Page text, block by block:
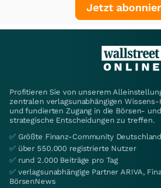
Jetzt
Profitieren Sie von unserem
zentralen verlagsunabhängigen
und fundierten Zugang in die Börsen-
strategische Entscheidungen zu treffen.
✅ Größte Finanz-Community
✅ über 550.000 registrierte Nutzer
✅ rund 2.000 Beiträge pro Tag
✅ verlagsunabhängige Partner ARIVA,
BörsenNews